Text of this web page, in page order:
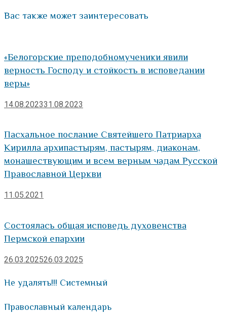
Вас также может заинтересовать
«Белогорские преподобномученики явили
верность Господу и стойкость в исповедании
веры»
14.08.202331.08.2023
Пасхальное послание Святейшего Патриарха
Кирилла архипастырям, пастырям, диаконам,
монашествующим и всем верным чадам Русской
Православной Церкви
11.05.2021
Состоялась общая исповедь духовенства
Пермской епархии
26.03.202526.03.2025
Не удалять!!! Системный
Православный календарь